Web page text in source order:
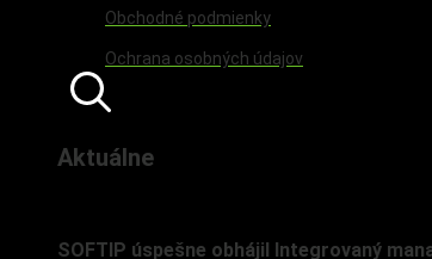
Obchodné podmienky
Ochrana osobných údajov
Aktuálne
SOFTIP úspešne obhájil Integrovaný